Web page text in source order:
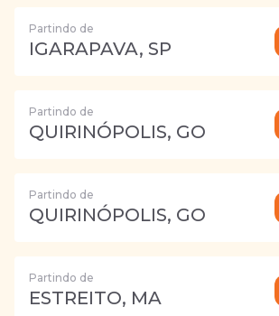
Partindo de
IGARAPAVA, SP
Partindo de
QUIRINÓPOLIS, GO
Partindo de
QUIRINÓPOLIS, GO
Partindo de
ESTREITO, MA